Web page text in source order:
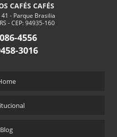
CAFÉS CAFÉS
41 - Parque Brasilia
- CEP: 94935-160
4556
3016
Blog